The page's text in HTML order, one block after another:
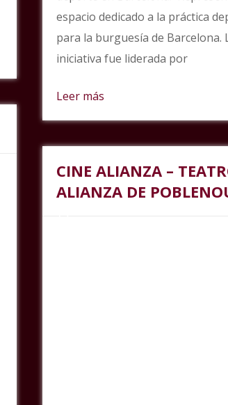
espacio dedicado a la práctica
para la burguesía de Barcelona.
iniciativa fue liderada por
Leer más
CINE ALIANZA –
ALIANZA DE